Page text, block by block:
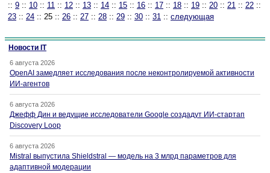
:: 9 :: 10 :: 11 :: 12 :: 13 :: 14 :: 15 :: 16 :: 17 :: 18 :: 19 :: 20 :: 21 :: 22 ::
23 :: 24 :: 25 :: 26 :: 27 :: 28 :: 29 :: 30 :: 31 :: следующая
Новости IT
6 августа 2026
OpenAI замедляет исследования после неконтролируемой активности
ИИ-агентов
6 августа 2026
Джефф Дин и ведущие исследователи Google создадут ИИ-стартап
Discovery Loop
6 августа 2026
Mistral выпустила Shieldstral — модель на 3 млрд параметров для
адаптивной модерации